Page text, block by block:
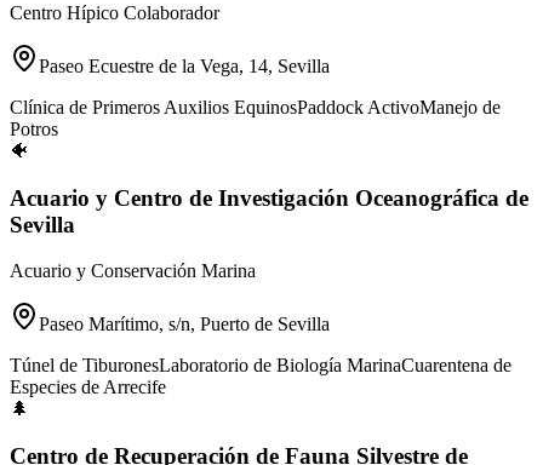
Centro Hípico Colaborador
Paseo Ecuestre de la Vega, 14, Sevilla
Clínica de Primeros Auxilios EquinosPaddock ActivoManejo de
Potros
🐠
Acuario y Centro de Investigación Oceanográfica de
Sevilla
Acuario y Conservación Marina
Paseo Marítimo, s/n, Puerto de Sevilla
Túnel de TiburonesLaboratorio de Biología MarinaCuarentena de
Especies de Arrecife
🌲
Centro de Recuperación de Fauna Silvestre de